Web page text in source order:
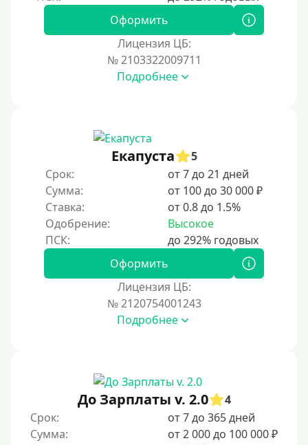
Под залог недвижимости
Под ПТС по доверенности
Цель
На Новый Год
Для исправления кредитной истории
На погашение других займов
До зарплаты
Без документов
По ИНН
По загранпаспорту
Оформить
Лицензия ЦБ:
№ 2103322009711
Подробнее
Екапуста
5
Срок:
от 7 до 21 дней
Сумма:
от 100 до 30 000 ₽
Ставка:
от 0.8 до 1.5%
Одобрение:
Высокое
Оформить
Лицензия ЦБ:
№ 2120754001243
Подробнее
До Зарплаты v. 2.0
4
Срок:
от 7 до 365 дней
Сумма:
от 2 000 до 100 000 ₽